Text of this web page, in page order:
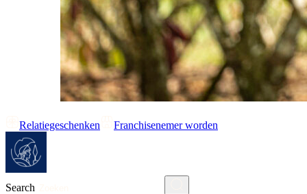
Relatiegeschenken Franchisenemer worden
Search